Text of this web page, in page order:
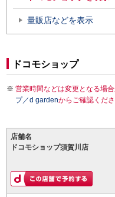
量販店などを表示
ドコモショップ
営業時間などは変更となる場
プ／d gardenからご確認くださ
店舗名
ドコモショップ須賀川店